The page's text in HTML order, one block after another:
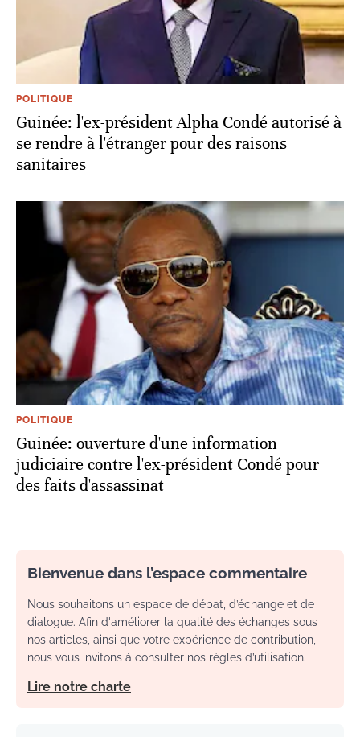
POLITIQUE
Guinée: l'ex-président Alpha Condé autorisé à
se rendre à l'étranger pour des raisons
sanitaires
POLITIQUE
Guinée: ouverture d'une information
judiciaire contre l'ex-président Condé pour
des faits d'assassinat
Bienvenue dans l’espace commentaire
Nous souhaitons un espace de débat, d’échange et de
dialogue. Afin d'améliorer la qualité des échanges sous
nos articles, ainsi que votre expérience de contribution,
nous vous invitons à consulter nos règles d’utilisation.
Lire notre charte